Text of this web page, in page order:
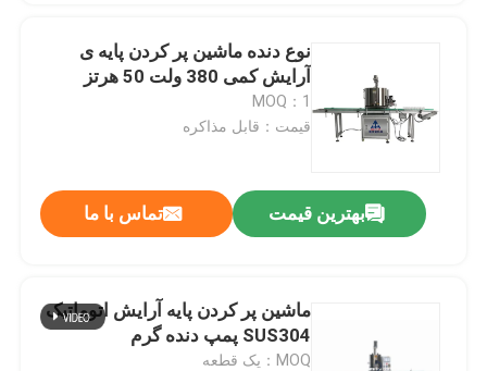
نوع دنده ماشین پر کردن پایه ی
آرایش کمی 380 ولت 50 هرتز
MOQ：1
قیمت：قابل مذاکره
بهترین قیمت تماس با ما
ماشین پر کردن پایه آرایش اتوماتیک
SUS304 پمپ دنده گرم
MOQ：یک قطعه